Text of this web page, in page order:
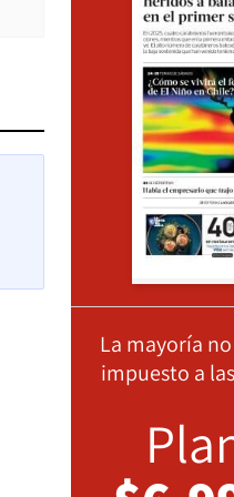
La mayoría
impuesto a